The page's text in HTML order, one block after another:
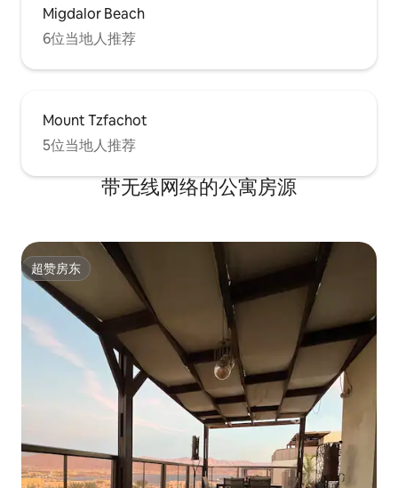
Migdalor Beach
6位当地人推荐
Mount Tzfachot
5位当地人推荐
带无线网络的公寓房源
超赞房东
超赞房东